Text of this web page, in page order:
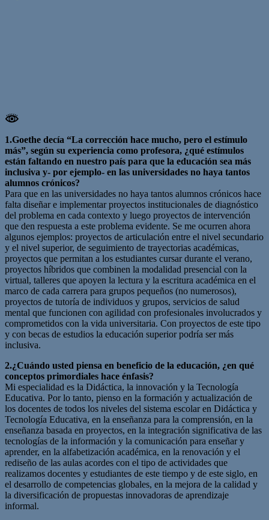
1.Goethe decía “La corrección hace mucho, pero el estímulo
más”, según su experiencia como profesora, ¿qué estímulos
están faltando en nuestro país para que la educación sea más
inclusiva y- por ejemplo- en las universidades no haya tantos
alumnos crónicos?
Para que en las universidades no haya tantos alumnos crónicos hace
falta diseñar e implementar proyectos institucionales de diagnóstico
del problema en cada contexto y luego proyectos de intervención
que den respuesta a este problema evidente. Se me ocurren ahora
algunos ejemplos: proyectos de articulación entre el nivel secundario
y el nivel superior, de seguimiento de trayectorias académicas,
proyectos que permitan a los estudiantes cursar durante el verano,
proyectos híbridos que combinen la modalidad presencial con la
virtual, talleres que apoyen la lectura y la escritura académica en el
marco de cada carrera para grupos pequeños (no numerosos),
proyectos de tutoría de individuos y grupos, servicios de salud
mental que funcionen con agilidad con profesionales involucrados y
comprometidos con la vida universitaria. Con proyectos de este tipo
y con becas de estudios la educación superior podría ser más
inclusiva.
2.¿Cuándo usted piensa en beneficio de la educación, ¿en qué
conceptos primordiales hace énfasis?
Mi especialidad es la Didáctica, la innovación y la Tecnología
Educativa. Por lo tanto, pienso en la formación y actualización de
los docentes de todos los niveles del sistema escolar en Didáctica y
Tecnología Educativa, en la enseñanza para la comprensión, en la
enseñanza basada en proyectos, en la integración significativa de las
tecnologías de la información y la comunicación para enseñar y
aprender, en la alfabetización académica, en la renovación y el
rediseño de las aulas acordes con el tipo de actividades que
realizamos docentes y estudiantes de este tiempo y de este siglo, en
el desarrollo de competencias globales, en la mejora de la calidad y
la diversificación de propuestas innovadoras de aprendizaje
informal.